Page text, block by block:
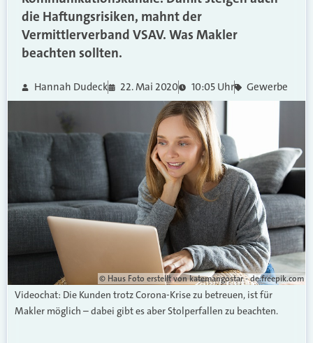
die Haftungsrisiken, mahnt der
Vermittlerverband VSAV. Was Makler
beachten sollten.
Hannah Dudeck 22. Mai 2020 10:05 Uhr Gewerbe
© Haus Foto erstellt von katemangostar - de.freepik.com
Videochat: Die Kunden trotz Corona-Krise zu betreuen, ist für
Makler möglich – dabei gibt es aber Stolperfallen zu beachten.